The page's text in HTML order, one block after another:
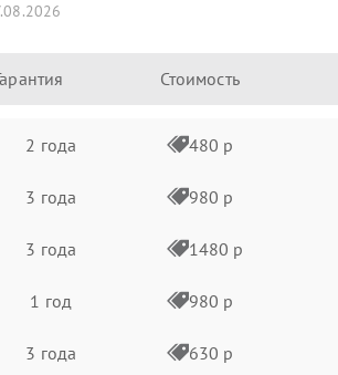
Стоимость
2 года 480 р
3 года 980 р
3 года 1480 р
1 год 980 р
3 года 630 р